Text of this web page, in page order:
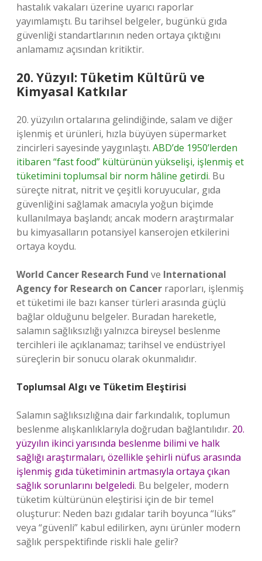
hastalık vakaları üzerine uyarıcı raporlar
yayımlamıştı. Bu tarihsel belgeler, bugünkü gıda
güvenliği standartlarının neden ortaya çıktığını
anlamamız açısından kritiktir.
20. Yüzyıl: Tüketim Kültürü ve
Kimyasal Katkılar
20. yüzyılın ortalarına gelindiğinde, salam ve diğer
işlenmiş et ürünleri, hızla büyüyen süpermarket
zincirleri sayesinde yaygınlaştı. ABD’de 1950’lerden
itibaren “fast food” kültürünün yükselişi, işlenmiş et
tüketimini toplumsal bir norm hâline getirdi. Bu
süreçte nitrat, nitrit ve çeşitli koruyucular, gıda
güvenliğini sağlamak amacıyla yoğun biçimde
kullanılmaya başlandı; ancak modern araştırmalar
bu kimyasalların potansiyel kanserojen etkilerini
ortaya koydu.
World Cancer Research Fund ve International
Agency for Research on Cancer raporları, işlenmiş
et tüketimi ile bazı kanser türleri arasında güçlü
bağlar olduğunu belgeler. Buradan hareketle,
salamın sağlıksızlığı yalnızca bireysel beslenme
tercihleri ile açıklanamaz; tarihsel ve endüstriyel
süreçlerin bir sonucu olarak okunmalıdır.
Toplumsal Algı ve Tüketim Eleştirisi
Salamın sağlıksızlığına dair farkındalık, toplumun
beslenme alışkanlıklarıyla doğrudan bağlantılıdır. 20.
yüzyılın ikinci yarısında beslenme bilimi ve halk
sağlığı araştırmaları, özellikle şehirli nüfus arasında
işlenmiş gıda tüketiminin artmasıyla ortaya çıkan
sağlık sorunlarını belgeledi. Bu belgeler, modern
tüketim kültürünün eleştirisi için de bir temel
oluşturur: Neden bazı gıdalar tarih boyunca “lüks”
veya “güvenli” kabul edilirken, aynı ürünler modern
sağlık perspektifinde riskli hale gelir?